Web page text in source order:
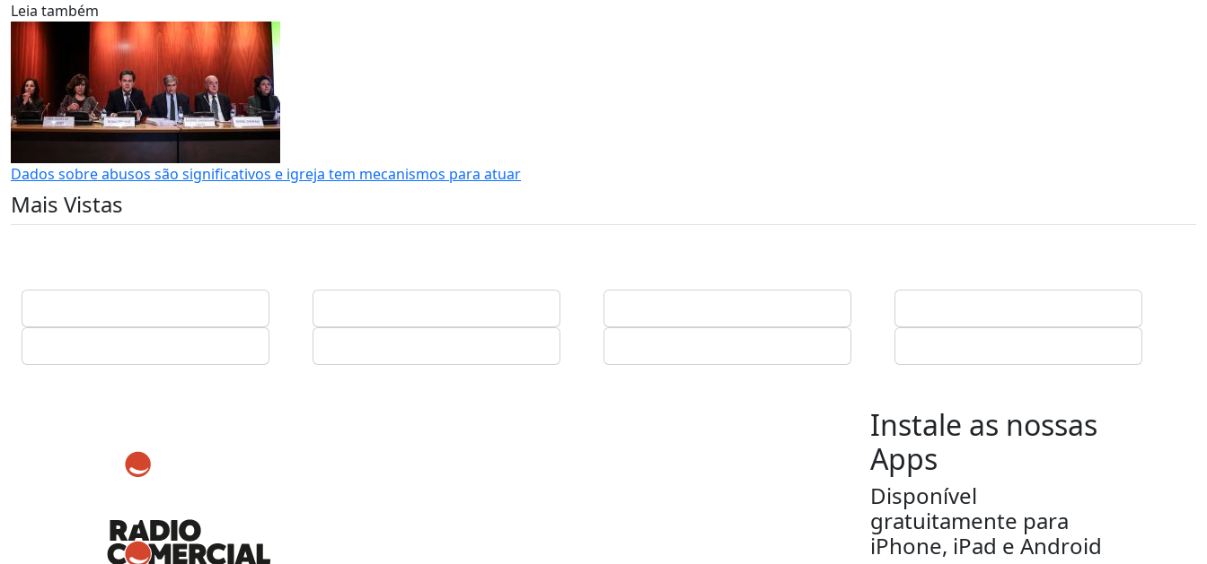
Leia também
Dados sobre abusos são significativos e igreja tem mecanismos para atuar
Mais Vistas
Instale as nossas
Apps
Disponível
gratuitamente para
iPhone, iPad e Android